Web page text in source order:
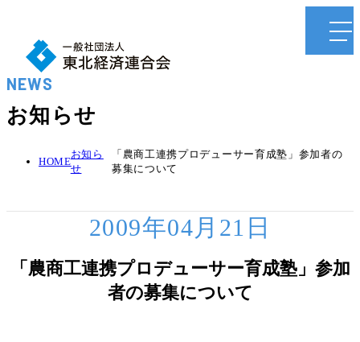
NEWS
お知らせ
HOME
お知ら
せ
「農商工連携プロデューサー育成塾」参加者の
募集について
2009年04月21日
「農商工連携プロデューサー育成塾」参加
者の募集について